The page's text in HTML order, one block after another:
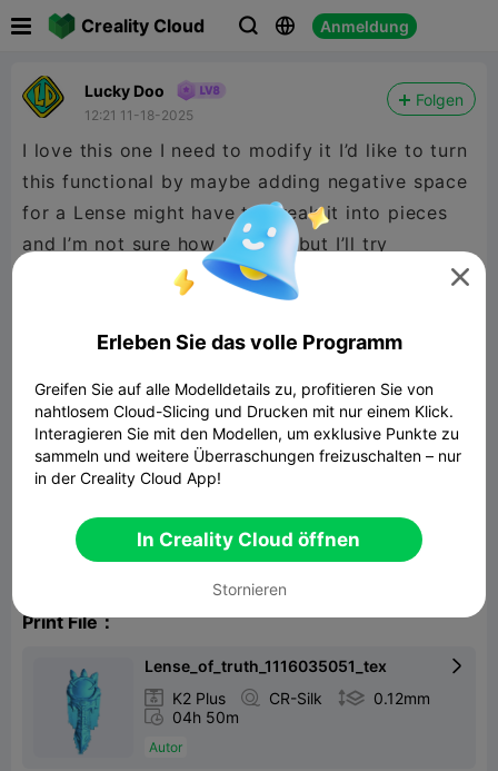
Creality Cloud   Anmeldung
Lucky Doo
12:21 11-18-2025
Folgen
I love this one I need to modify it I’d like to turn
this functional by maybe adding negative space
for a Lense might have to break it into pieces
and I’m not sure how I’ll do it but I’ll try
Realistic Lense of Truth
25.03MB Zugehöriges 3D-Modell
Print File：
Lense_of_truth_1116035051_tex 
 K2 Plus  CR-Silk  0.12mm
 04h 50m
Autor

Erleben Sie das volle Programm
Greifen Sie auf alle Modelldetails zu, profitieren Sie von
nahtlosem Cloud-Slicing und Drucken mit nur einem Klick.
Interagieren Sie mit den Modellen, um exklusive Punkte zu
sammeln und weitere Überraschungen freizuschalten – nur
in der Creality Cloud App!
In Creality Cloud öffnen
Stornieren